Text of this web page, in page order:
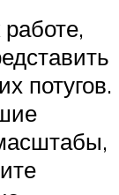
потугов.